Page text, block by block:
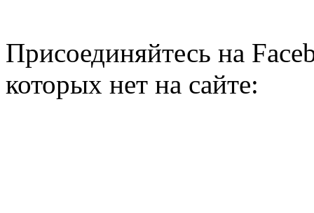
Присоединяйтесь на
которых нет на сайте: